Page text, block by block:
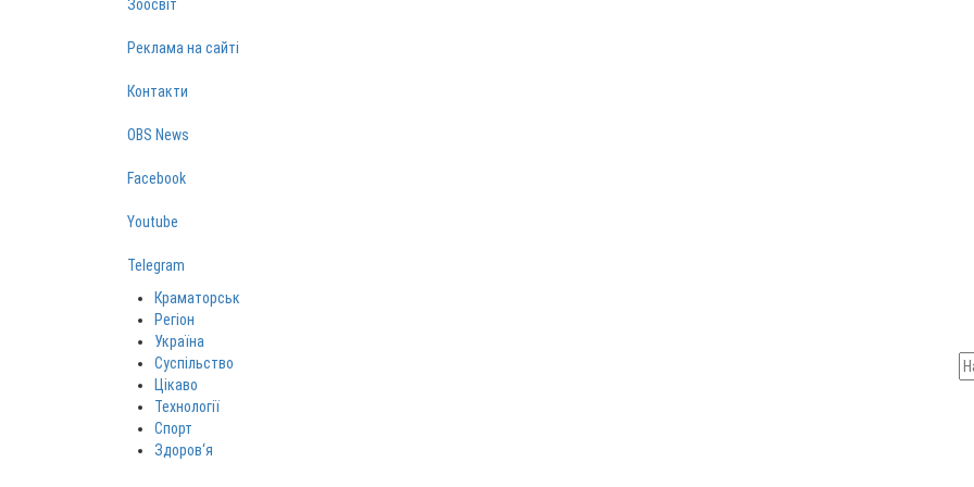
Зоосвіт
Реклама на сайті
Контакти
OBS News
Facebook
Youtube
Telegram
Краматорськ
Регіон
Україна
Суспільство
Цікаво
Технології
Спорт
Здоров‘я